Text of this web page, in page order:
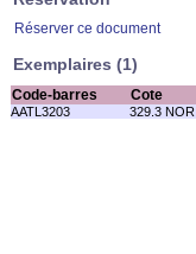
Réserver ce document
Exemplaires (1)
Code-barres Cote
AATL3203 329.3 NOR